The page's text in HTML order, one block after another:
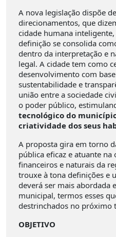
A nova legislação dispõe
direcionamentos, que
cidade humana
definição se consolida
dentro da interpretação e
legal. A cidade tem como
desenvolvimento com
sustentabilidade e
união entre a sociedade
o poder público,
tecnológico do
criatividade dos seus
A proposta gira em torno
pública eficaz e atuante
financeiros e naturais da
trouxe à tona definições e
deverá ser mais abordada
municipal, termos esses
destrinchados no próximo
OBJETIVO